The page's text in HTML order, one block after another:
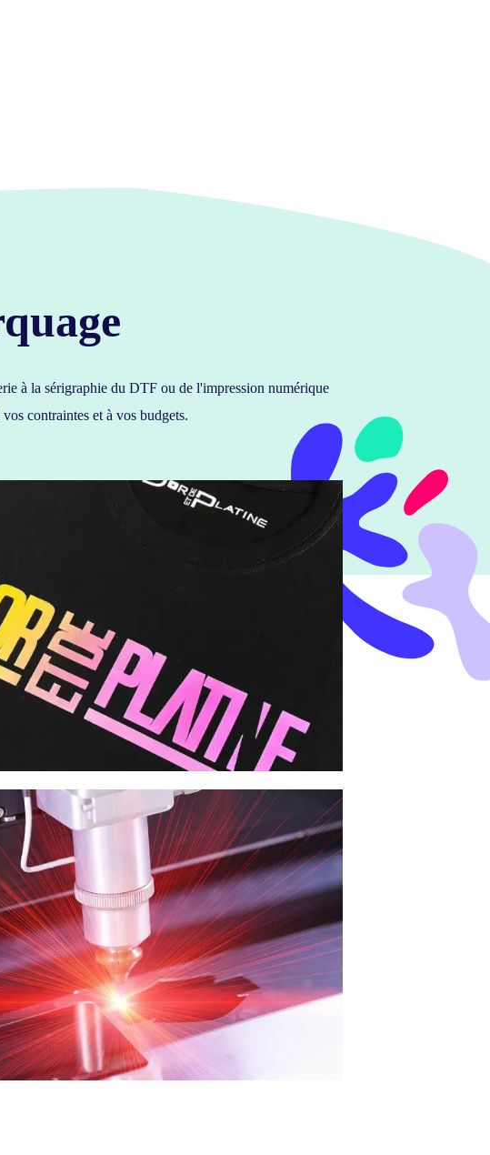
à la sérigraphie du DTF ou de l'impression numérique
contraintes et à vos budgets.